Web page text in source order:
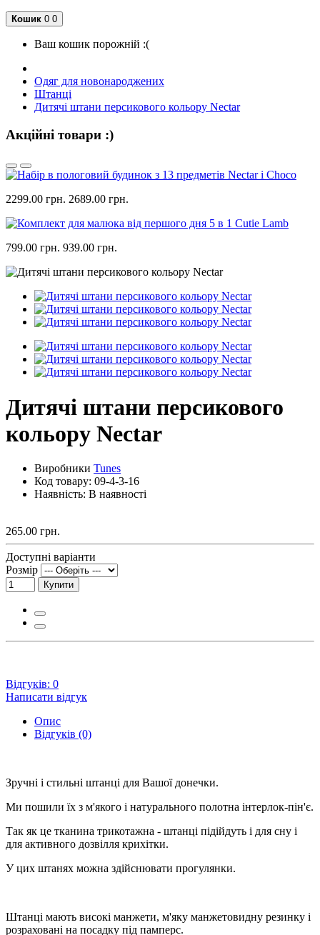
Кошик 0 0
Ваш кошик порожній :(
Одяг для новонароджених
Штанці
Дитячі штани персикового кольору Nectar
Акційні товари :)
2299.00 грн. 2689.00 грн.
799.00 грн. 939.00 грн.
Дитячі штани персикового
кольору Nectar
Виробники Tunes
Код товару: 09-4-3-16
Наявність: В наявності
265.00 грн.
Доступні варіанти
Розмір
Купити
Відгуків: 0
Написати відгук
Опис
Відгуків (0)
Зручні і стильні штанці для Вашої донечки.
Ми пошили їх з м'якого і натурального полотна інтерлок-пін'є.
Так як це тканина трикотажна - штанці підійдуть і для сну і
для активного дозвілля крихітки.
У цих штанях можна здійснювати прогулянки.
Штанці мають високі манжети, м'яку манжетовидну резинку і
розраховані на посадку під памперс.